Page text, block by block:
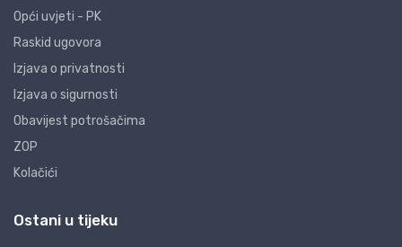
Opći uvjeti - PK
Raskid ugovora
Izjava o privatnosti
Izjava o sigurnosti
Obavijest potrošačima
ZOP
Kolačići
Ostani u tijeku